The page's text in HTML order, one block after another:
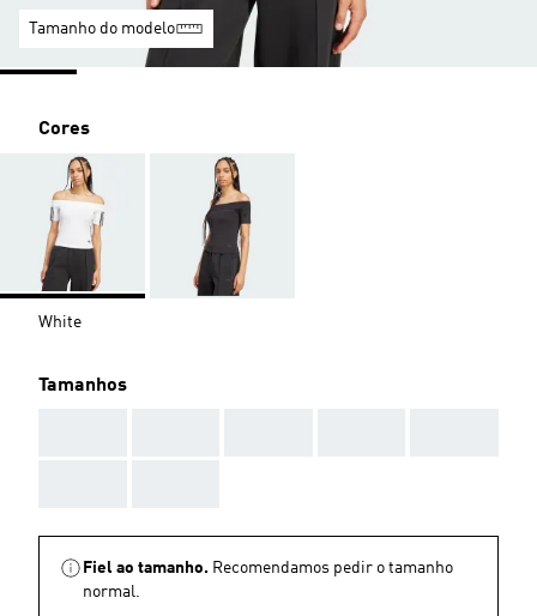
Tamanho do modelo
Cores
White
Tamanhos
Fiel ao tamanho. Recomendamos pedir o tamanho
normal.